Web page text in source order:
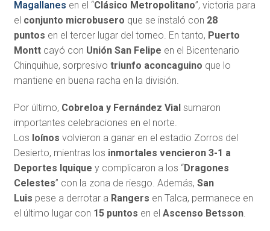
Magallanes en el “Clásico Metropolitano”, victoria para
el conjunto microbusero que se instaló con 28
puntos en el tercer lugar del torneo. En tanto, Puerto
Monttcayó con Unión San Felipe en el Bicentenario
Chinquihue, sorpresivo triunfo aconcaguino que lo
mantiene en buena racha en la división.
Por último, Cobreloa y Fernández Vialsumaron
importantes celebraciones en el norte.
Los loínos volvieron a ganar en el estadio Zorros del
Desierto, mientras los inmortales vencieron 3-1 a
Deportes Iquique y complicaron a los “Dragones
Celestes” con la zona de riesgo. Además, San
Luis pese a derrotar a Rangers en Talca, permanece en
el último lugar con 15 puntos en el Ascenso Betsson.